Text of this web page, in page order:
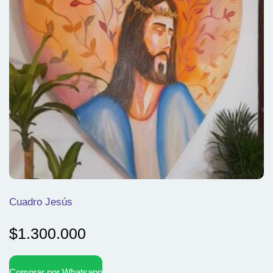
Cuadro Jesús
$1.300.000